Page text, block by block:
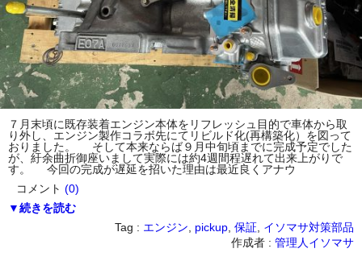
７月末頃に既存装着エンジン本体をリフレッシュ目的で車体から取
り外し、エンジン製作コラボ先にてリビルド化(再構築化）を図って
おりました。 そして本来ならば９月中旬頃までに完成予定でした
が、紆余曲折御座いまして実際には約4週間程遅れて出来上がりで
す。 今回の完成が遅延を招いた理由は最近良くアナウ
コメント (0)
▼続きを読む
Tag : エンジン pickup 保証 イソマサ対策部品
作成者 : 管理人イソマサ